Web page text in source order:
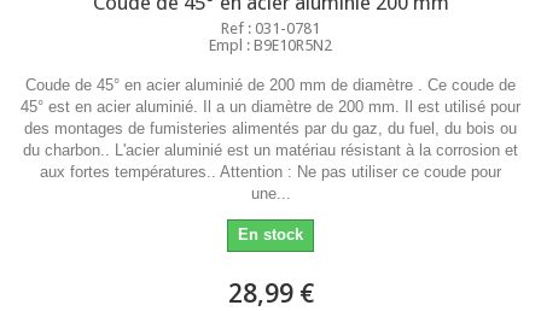
Ref : 031-0781
Empl : B9E10R5N2
Coude de 45° en acier aluminié de 200 mm de diamètre . Ce coude de
45° est en acier aluminié. Il a un diamètre de 200 mm. Il est utilisé pour
des montages de fumisteries alimentés par du gaz, du fuel, du bois ou
du charbon.. L'acier aluminié est un matériau résistant à la corrosion et
aux fortes températures.. Attention : Ne pas utiliser ce coude pour
une...
En stock
28,99 €